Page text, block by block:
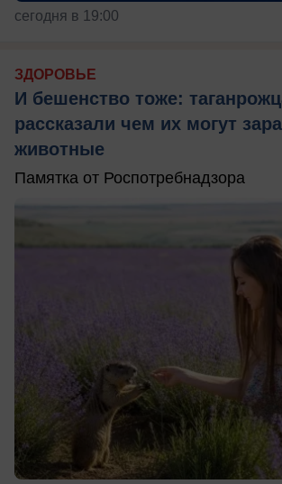
сегодня в 19:00
ЗДОРОВЬЕ
И бешенство тоже:
рассказали чем их могут
животные
Памятка от Роспотребнадзора